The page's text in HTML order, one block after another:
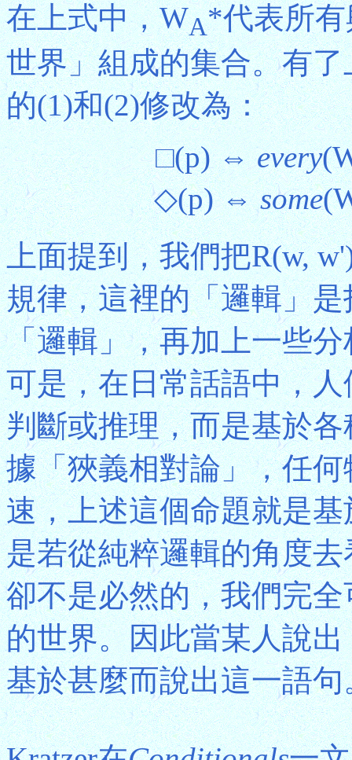
在上式中，WA*代表所
世界」組成的集合。有
的(1)和(2)修改為：
□(p) ⇔every
◇(p) ⇔some
上面提到，我們把R(w,
規律，這裡的「邏輯」
「邏輯」，再加上一些
可是，在日常話語中，
判斷或推理，而是基於
據「狹義相對論」，任
速，上述這個命題就是
是若從純粹邏輯的角度
卻不是必然的，我們完
的世界。因此當某人說
基於甚麼而說出這一語句